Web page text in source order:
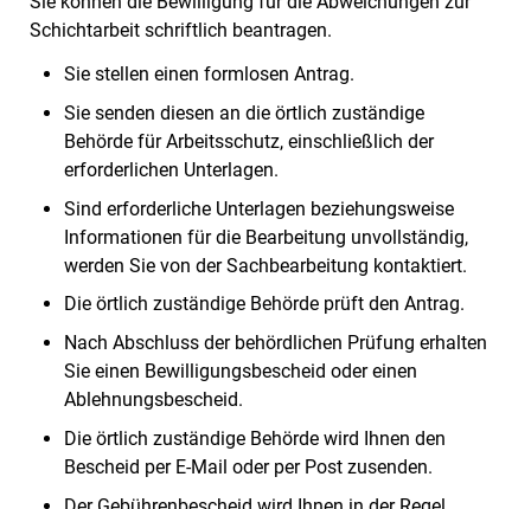
Schichtarbeit schriftlich beantragen.
Sie stellen einen formlosen Antrag.
Sie senden diesen an die örtlich zuständige
Behörde für Arbeitsschutz, einschließlich der
erforderlichen Unterlagen.
Sind erforderliche Unterlagen beziehungsweise
Informationen für die Bearbeitung unvollständig,
werden Sie von der Sachbearbeitung kontaktiert.
Die örtlich zuständige Behörde prüft den Antrag.
Nach Abschluss der behördlichen Prüfung erhalten
Sie einen Bewilligungsbescheid oder einen
Ablehnungsbescheid.
Die örtlich zuständige Behörde wird Ihnen den
Bescheid per E-Mail oder per Post zusenden.